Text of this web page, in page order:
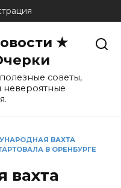
★
советы,
невероятные
ВАХТА
В ОРЕНБУРГЕ
вахта